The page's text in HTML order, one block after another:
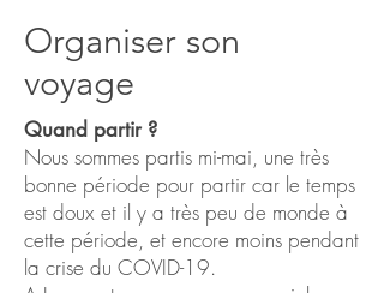
Organiser son
voyage
Quand partir ?
Nous sommes partis mi-mai, une très
bonne période pour partir car le temps
est doux et il y a très peu de monde à
cette période, et encore moins pendant
la crise du COVID-19.